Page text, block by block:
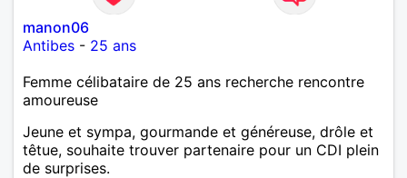
manon06
Antibes - 25 ans
Femme célibataire de 25 ans recherche rencontre
amoureuse
Jeune et sympa, gourmande et généreuse, drôle et
têtue, souhaite trouver partenaire pour un CDI plein
de surprises.